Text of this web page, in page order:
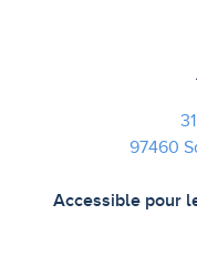
97460
Accessible pour